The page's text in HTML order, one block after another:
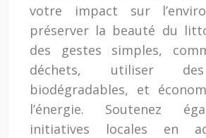
votre impact sur
préserver la beauté du
des gestes simples,
déchets, utiliser
biodégradables, et
l’énergie. Soutenez
initiatives locales en